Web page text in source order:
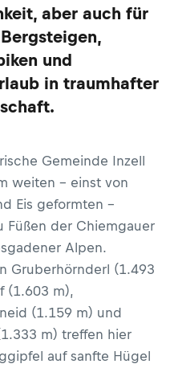
aber auch für
und
in traumhafter
Gemeinde Inzell
weiten – einst von
Eis geformten –
Füßen der Chiemgauer
Alpen.
Gruberhörnderl (1.493
(1.603 m),
(1.159 m) und
m) treffen hier
auf sanfte Hügel